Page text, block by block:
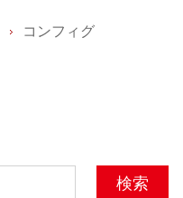
コンフィグ
検索